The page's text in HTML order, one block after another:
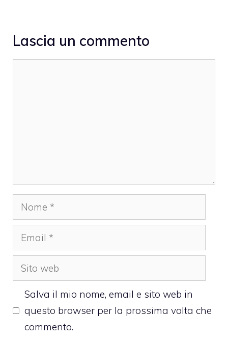
Lascia un commento
Nome
Email
Sito
web
Salva il mio nome, email e sito web in
questo browser per la prossima volta che
commento.